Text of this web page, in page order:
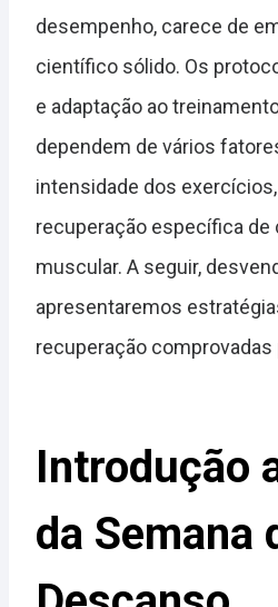
desempenho, carece de
científico sólido. Os
e adaptação ao
dependem de vários
intensidade dos
recuperação específica de
muscular. A seguir,
apresentaremos
recuperação comprovadas
Introdução
da Semana